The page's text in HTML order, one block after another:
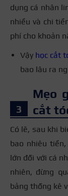
dụng cá nhân
nhiều và chi
phí cho khoản
Vậy học cắt
bao lâu ra
Mẹo
cắt
Có lẽ, sau khi
bao nhiêu
lớn đối với cá
nhiên, đừng
bảng thống kê